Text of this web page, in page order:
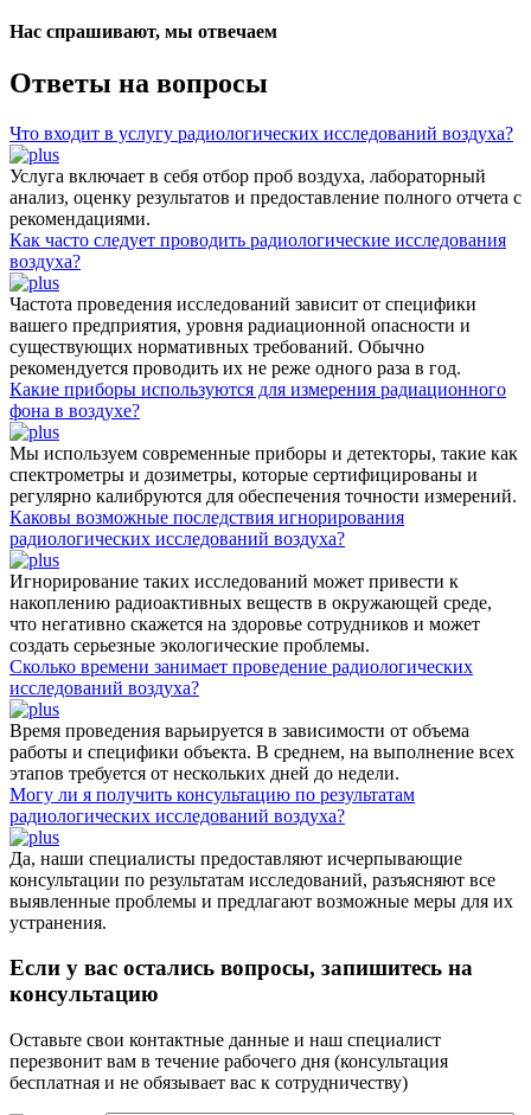
Нас спрашивают, мы отвечаем
Ответы на вопросы
Что входит в услугу радиологических исследований воздуха?
Услуга включает в себя отбор проб воздуха, лабораторный
анализ, оценку результатов и предоставление полного отчета с
рекомендациями.
Как часто следует проводить радиологические исследования
воздуха?
Частота проведения исследований зависит от специфики
вашего предприятия, уровня радиационной опасности и
существующих нормативных требований. Обычно
рекомендуется проводить их не реже одного раза в год.
Какие приборы используются для измерения радиационного
фона в воздухе?
Мы используем современные приборы и детекторы, такие как
спектрометры и дозиметры, которые сертифицированы и
регулярно калибруются для обеспечения точности измерений.
Каковы возможные последствия игнорирования
радиологических исследований воздуха?
Игнорирование таких исследований может привести к
накоплению радиоактивных веществ в окружающей среде,
что негативно скажется на здоровье сотрудников и может
создать серьезные экологические проблемы.
Сколько времени занимает проведение радиологических
исследований воздуха?
Время проведения варьируется в зависимости от объема
работы и специфики объекта. В среднем, на выполнение всех
этапов требуется от нескольких дней до недели.
Могу ли я получить консультацию по результатам
радиологических исследований воздуха?
Да, наши специалисты предоставляют исчерпывающие
консультации по результатам исследований, разъясняют все
выявленные проблемы и предлагают возможные меры для их
устранения.
Если у вас остались вопросы, запишитесь на
консультацию
Оставьте свои контактные данные и наш специалист
перезвонит вам в течение рабочего дня (консультация
бесплатная и не обязывает вас к сотрудничеству)